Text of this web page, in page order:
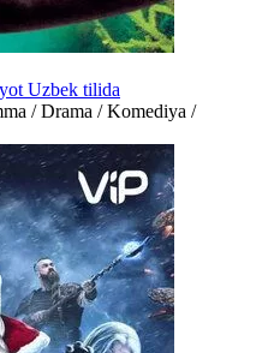
Uzbek tilida
/ Drama / Komediya /